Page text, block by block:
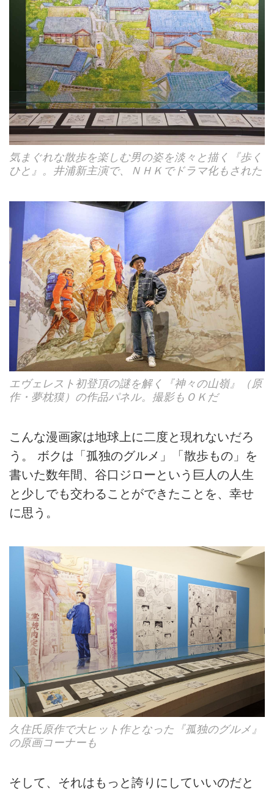
気まぐれな散歩を楽しむ男の姿を淡々と描く『歩く
ひと』。井浦新主演で、ＮＨＫでドラマ化もされた
エヴェレスト初登頂の謎を解く『神々の山嶺』（原
作・夢枕獏）の作品パネル。撮影もＯＫだ
こんな漫画家は地球上に二度と現れないだろ
う。 ボクは「孤独のグルメ」「散歩もの」を
書いた数年間、谷口ジローという巨人の人生
と少しでも交わることができたことを、幸せ
に思う。
久住氏原作で大ヒット作となった『孤独のグルメ』
の原画コーナーも
そして、それはもっと誇りにしていいのだと